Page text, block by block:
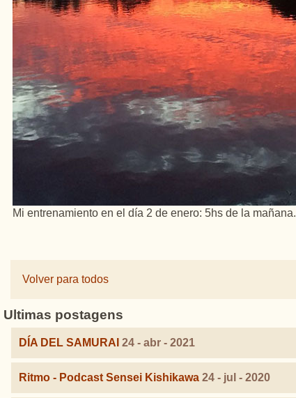
Mi entrenamiento en el día 2 de enero: 5hs de la mañana.
Volver para todos
Ultimas postagens
DÍA DEL SAMURAI 24 - abr - 2021
Ritmo - Podcast Sensei Kishikawa 24 - jul - 2020